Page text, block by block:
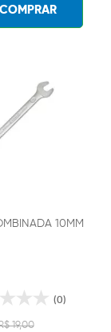
COMPRAR
10MM
(0)
19,00